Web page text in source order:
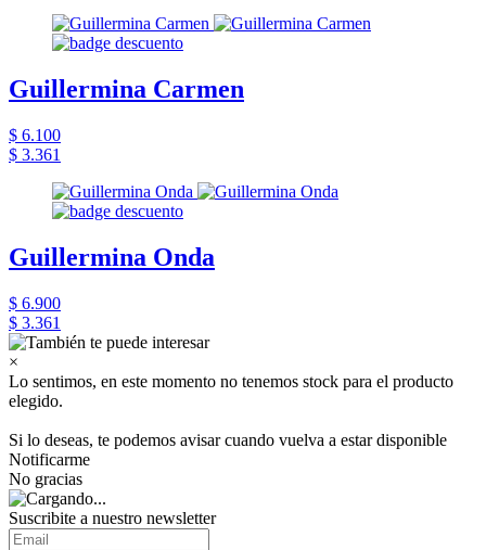
Guillermina Carmen
$ 6.100
$ 3.361
Guillermina Onda
$ 6.900
$ 3.361
×
Lo sentimos, en este momento no tenemos stock para el producto
elegido.
Si lo deseas, te podemos avisar cuando vuelva a estar disponible
Notificarme
No gracias
Suscribite a nuestro newsletter